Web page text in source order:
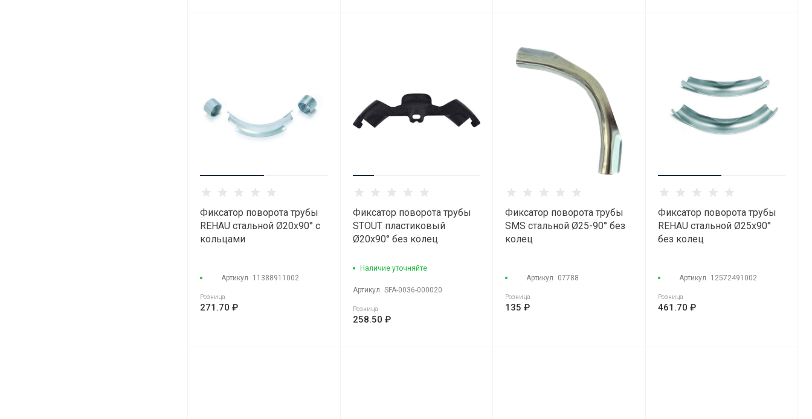
Фиксатор поворота трубы
REHAU стальной Ø20х90° с
кольцами
Артикул 11388911002
Розница
271.70 ₽
Фиксатор поворота трубы
STOUT пластиковый
Ø20х90° без колец
Наличие уточняйте
Артикул SFA-0036-000020
Розница
258.50 ₽
Фиксатор поворота трубы
SMS стальной Ø25-90° без
колец
Артикул 07788
Розница
135 ₽
Фиксатор поворота трубы
REHAU стальной Ø25х90°
без колец
Артикул 12572491002
Розница
461.70 ₽